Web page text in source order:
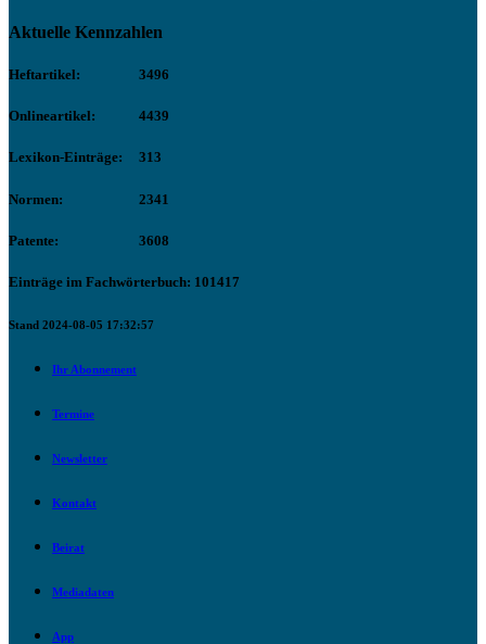
Aktuelle Kennzahlen
Heftartikel: 3496
Onlineartikel: 4439
Lexikon-Einträge: 313
Normen: 2341
Patente: 3608
Einträge im Fachwörterbuch: 101417
Stand 2024-08-05 17:32:57
Ihr Abonnement
Termine
Newsletter
Kontakt
Beirat
Mediadaten
App